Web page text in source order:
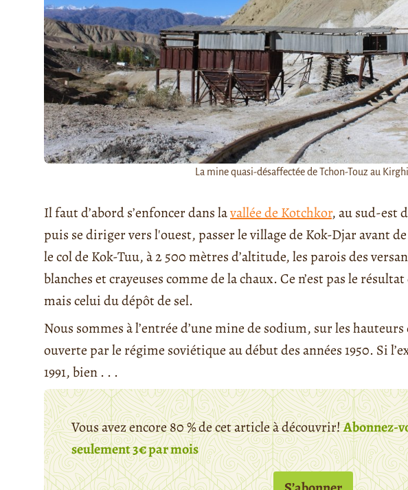
La mine quasi-désaffectée de Tchon-Touz au
Il faut d’abord s’enfoncer dans lavallée de Kotchkor, au sud-est
puis se diriger vers l'ouest, passer le village de Kok-Djar avant
le col de Kok-Tuu, à 2 500 mètres d’altitude, les parois des
blanches et crayeuses comme de la chaux. Ce n’est pas le
mais celui du dépôt de sel.
Nous sommes à l’entrée d’une mine de sodium, sur les
ouverte par le régime soviétique au début des années 1950. Si
1991, bien . . .
Vous avez encore 80 % de cet article à découvrir!Abonnez-
seulement 3€ par mois